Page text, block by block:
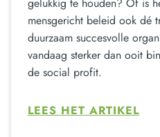
mensgericht beleid ook dé
duurzaam succesvolle
vandaag sterker dan ooit
de social profit.
LEES HET ARTIKEL